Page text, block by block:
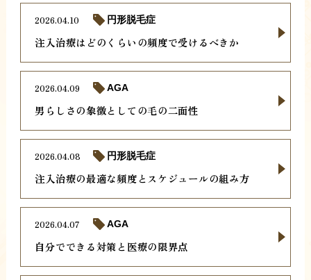
注入治療はどのくらいの頻度で受けるべきか
2026.04.10 円形脱毛症
男らしさの象徴としての毛の二面性
2026.04.09 AGA
注入治療の最適な頻度とスケジュールの組み方
2026.04.08 円形脱毛症
自分でできる対策と医療の限界点
2026.04.07 AGA